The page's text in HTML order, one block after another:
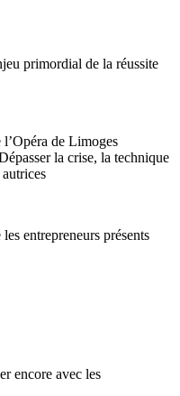
primordial de la réussite
l’Opéra de Limoges
la crise, la technique
entrepreneurs présents
encore avec les